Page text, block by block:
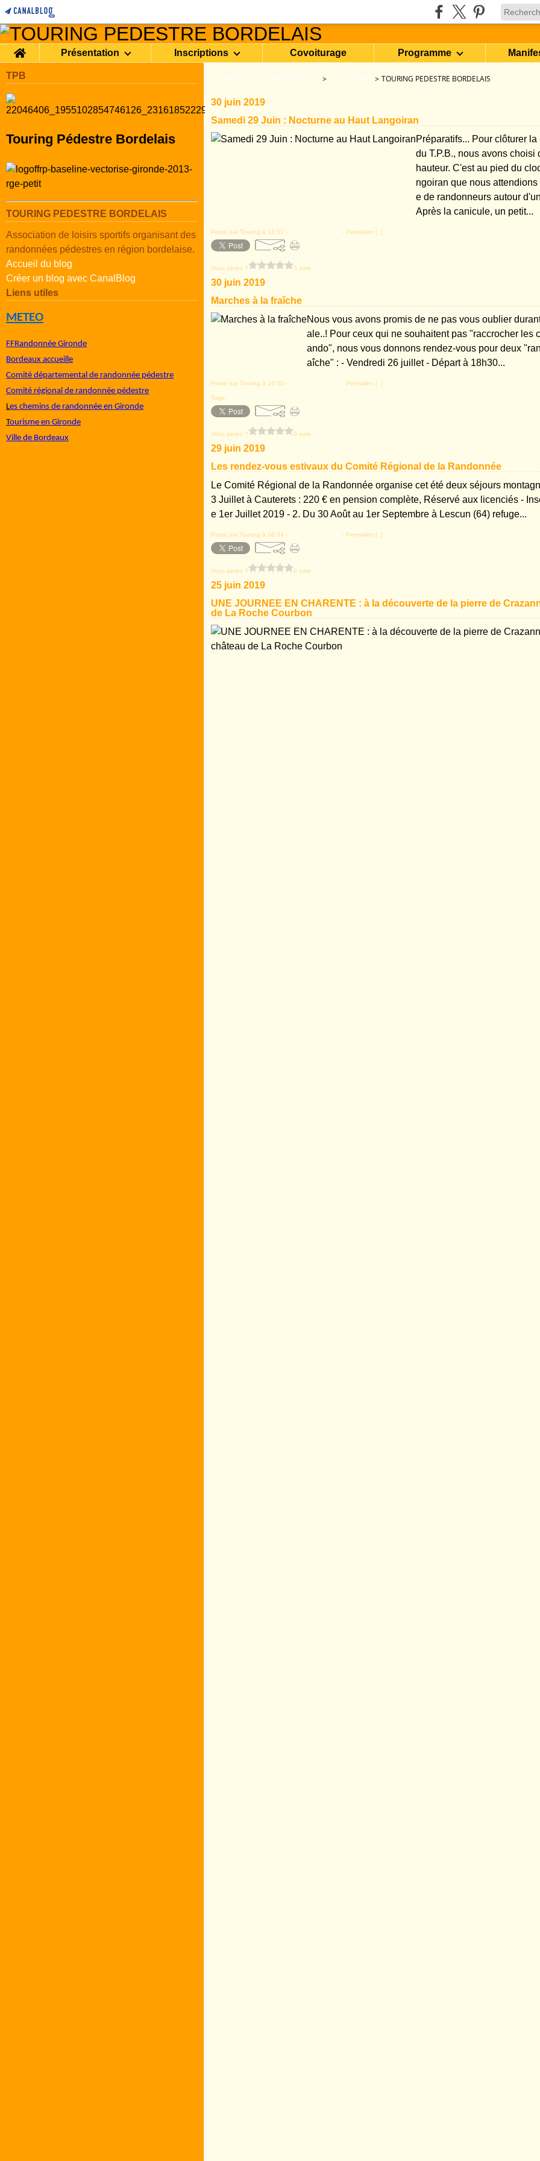
Home Présentation Inscriptions Covoiturage Programme
TPB
Touring Pédestre Bordelais
TOURING PEDESTRE BORDELAIS
Association de loisirs sportifs organisant des
randonnées pédestres en région bordelaise.
Accueil du blog
Créer un blog avec CanalBlog
Liens utiles
METEO
FFRandonnée Gironde
Bordeaux accueille
Comité départemental de randonnée pédestre
Comité régional de randonnée pédestre
Les chemins de randonnée en Gironde
Tourisme en Gironde
Ville de Bordeaux
TOURING PEDESTRE BORDELAIS > CATEGORIES > TOURING PEDESTRE BORDELAIS
30 juin 2019
Samedi 29 Juin : Nocturne au Haut Langoiran
Préparatifs... Pour clôturer
du T.P.B., nous avons choisi
hauteur. C'est au pied du
ngoiran que nous
e de randonneurs autour
Après la canicule, un petit...
Posté par Touring à 13:51 - - Permalien [ ]
Vous aimez ? 0 vote
30 juin 2019
Marches à la fraîche
Nous vous avons promis de ne pas vous oublier
ale..! Pour ceux qui ne souhaitent pas "raccrocher les
ando", nous vous donnons rendez-vous pour deux
aîche" : - Vendredi 26 juillet - Départ à 18h30...
Posté par Touring à 10:00 - - Permalien [ ]
Tags:
Vous aimez ? 0 vote
29 juin 2019
Les rendez-vous estivaux du Comité Régional de la Randonnée
Le Comité Régional de la Randonnée organise cet été deux séjours
3 Juillet à Cauterets : 220 € en pension complète, Réservé aux licenciés -
e 1er Juillet 2019 - 2. Du 30 Août au 1er Septembre à Lescun (64) refuge...
Posté par Touring à 08:54 - - Permalien [ ]
Vous aimez ? 0 vote
25 juin 2019
UNE JOURNEE EN CHARENTE : à la découverte de la pierre de
de La Roche Courbon